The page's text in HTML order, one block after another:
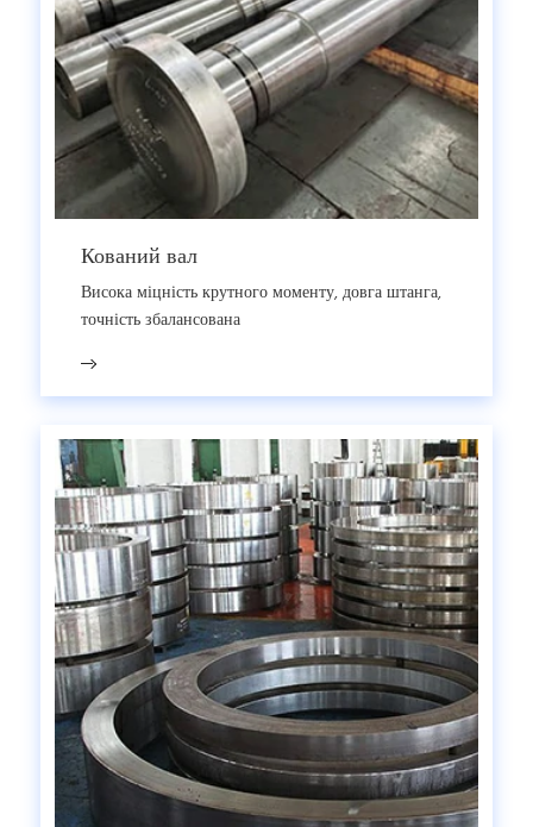
Кований вал
Висока міцність крутного моменту, довга штанга,
точність збалансована